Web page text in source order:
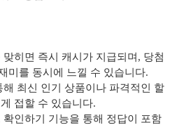
히면 즉시 캐시가 지급되며, 당첨
미를 동시에 느낄 수 있습니다.
최신 인기 상품이나 파격적인 할
접할 수 있습니다.
인하기 기능을 통해 정답이 포함